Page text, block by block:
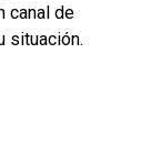
canal de
situación.